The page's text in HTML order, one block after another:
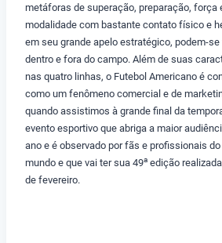
metáforas de superação, preparação, força
modalidade com bastante contato físico e
em seu grande apelo estratégico, podem-
dentro e fora do campo. Além de suas
nas quatro linhas, o Futebol Americano é
como um fenômeno comercial e de
quando assistimos à grande final da
evento esportivo que abriga a maior
ano e é observado por fãs e profissionais
mundo e que vai ter sua 49a edição
de fevereiro.